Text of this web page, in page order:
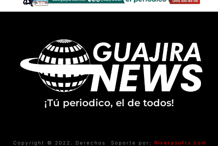
¡Tú periodico, el de todos!
Copyright © 2022. Derechos
Soporte por: Riverasofts.com